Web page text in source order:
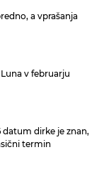
a vprašanja
v februarju
datum dirke je znan,
termin